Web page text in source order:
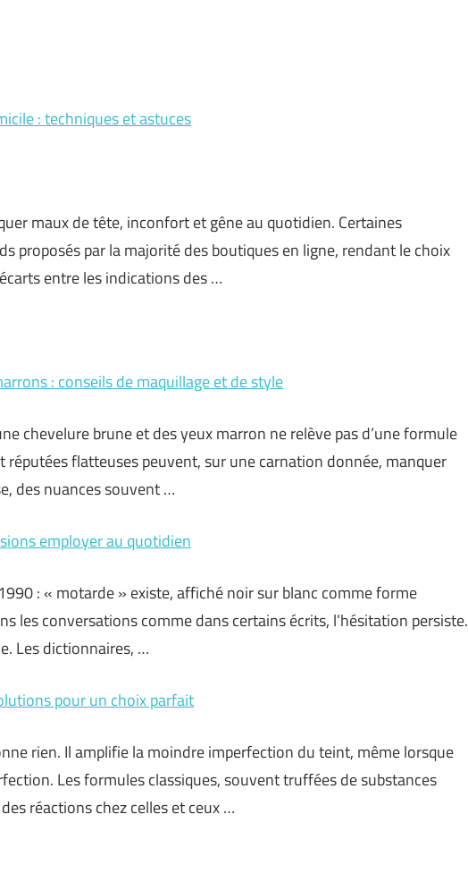
: techniques et astuces
maux de tête, inconfort et gêne au quotidien. Certaines
proposés par la majorité des boutiques en ligne, rendant le choix
entre les indications des …
: conseils de maquillage et de style
chevelure brune et des yeux marron ne relève pas d’une formule
flatteuses peuvent, sur une carnation donnée, manquer
des nuances souvent …
employer au quotidien
: « motarde » existe, affiché noir sur blanc comme forme
les conversations comme dans certains écrits, l’hésitation persiste.
Les dictionnaires, …
pour un choix parfait
rien. Il amplifie la moindre imperfection du teint, même lorsque
Les formules classiques, souvent truffées de substances
réactions chez celles et ceux …